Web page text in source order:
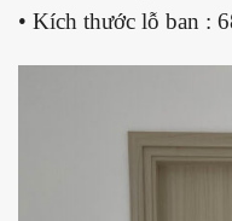
• Kích thước lỗ ban :